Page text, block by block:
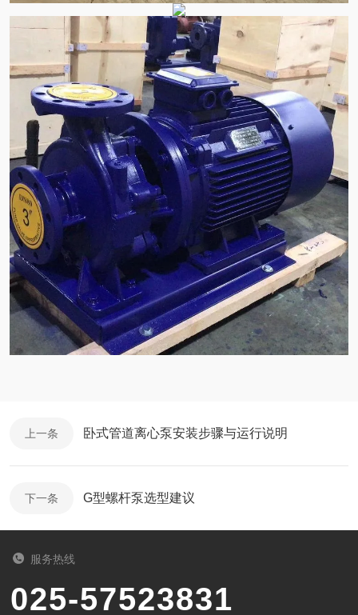
上一条 卧式管道离心泵安装步骤与运行说明
下一条 G型螺杆泵选型建议
服务热线
025-57523831